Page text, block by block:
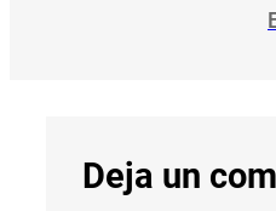
Deja un